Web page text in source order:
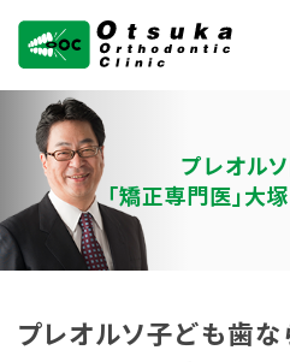
大塚矯正歯科クリニ
ック
プレオル
「矯正専門医」大
プレオルソ子ども歯